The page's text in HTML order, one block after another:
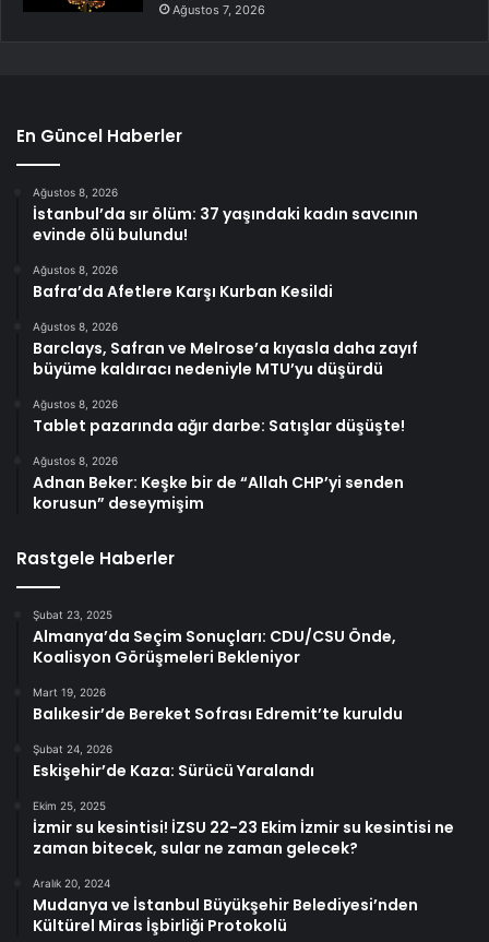
Ağustos 7, 2026
En Güncel Haberler
Ağustos 8, 2026
İstanbul’da sır ölüm: 37 yaşındaki kadın savcının
evinde ölü bulundu!
Ağustos 8, 2026
Bafra’da Afetlere Karşı Kurban Kesildi
Ağustos 8, 2026
Barclays, Safran ve Melrose’a kıyasla daha zayıf
büyüme kaldıracı nedeniyle MTU’yu düşürdü
Ağustos 8, 2026
Tablet pazarında ağır darbe: Satışlar düşüşte!
Ağustos 8, 2026
Adnan Beker: Keşke bir de “Allah CHP’yi senden
korusun” deseymişim
Rastgele Haberler
Şubat 23, 2025
Almanya’da Seçim Sonuçları: CDU/CSU Önde,
Koalisyon Görüşmeleri Bekleniyor
Mart 19, 2026
Balıkesir’de Bereket Sofrası Edremit’te kuruldu
Şubat 24, 2026
Eskişehir’de Kaza: Sürücü Yaralandı
Ekim 25, 2025
İzmir su kesintisi! İZSU 22-23 Ekim İzmir su kesintisi ne
zaman bitecek, sular ne zaman gelecek?
Aralık 20, 2024
Mudanya ve İstanbul Büyükşehir Belediyesi’nden
Kültürel Miras İşbirliği Protokolü